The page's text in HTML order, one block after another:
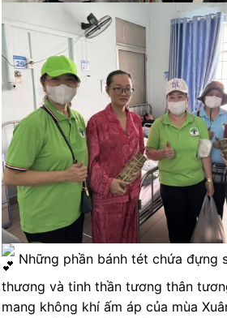
Những phần bánh tét chứa đựng
thương và tinh thần tương thân
mang không khí ấm áp của mùa